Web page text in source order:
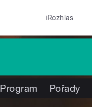
iRozhlas
Program Pořady